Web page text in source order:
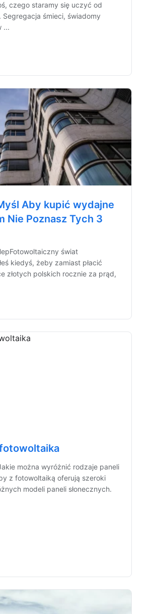
czego staramy się uczyć od
Segregacja śmieci, świadomy
...
Aby kupić wydajne
Nie Poznasz Tych 3
świat
kiedyś, żeby zamiast płacić
złotych polskich rocznie za prąd,
można wyróżnić rodzaje paneli
z fotowoltaiką oferują szeroki
modeli paneli słonecznych.